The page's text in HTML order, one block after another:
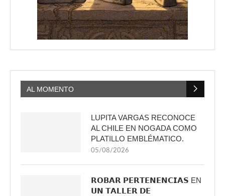
AL MOMENTO
LUPITA VARGAS RECONOCE
AL CHILE EN NOGADA COMO
PLATILLO EMBLÉMATICO.
05/08/2026
𝗥𝗢𝗕𝗔𝗥 𝗣𝗘𝗥𝗧𝗘𝗡𝗘𝗡𝗖𝗜𝗔𝗦 EN
𝗨𝗡 𝗧𝗔𝗟𝗟𝗘𝗥 𝗗𝗘